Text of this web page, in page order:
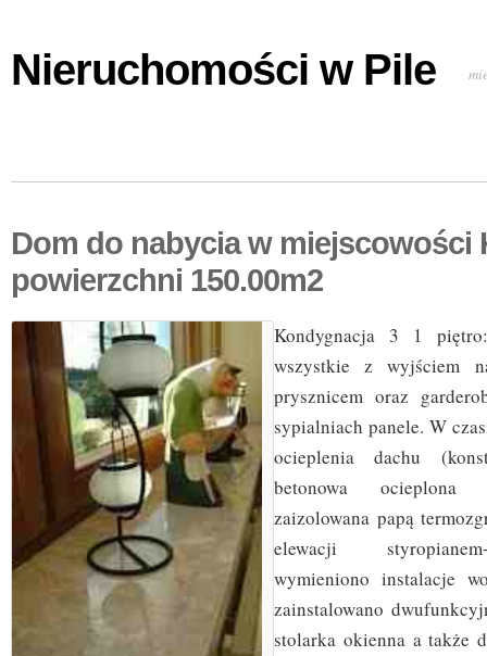
Nieruchomości w Pile
Dom do nabycia w miejscowości
powierzchni 150.00m2
Kondygnacja 3 1
wszystkie z wyjściem
prysznicem oraz
sypialniach panele. W
ocieplenia dachu
betonowa ocieplona
zaizolowana papą
elewacji
wymieniono instalacje
zainstalowano
stolarka okienna a także